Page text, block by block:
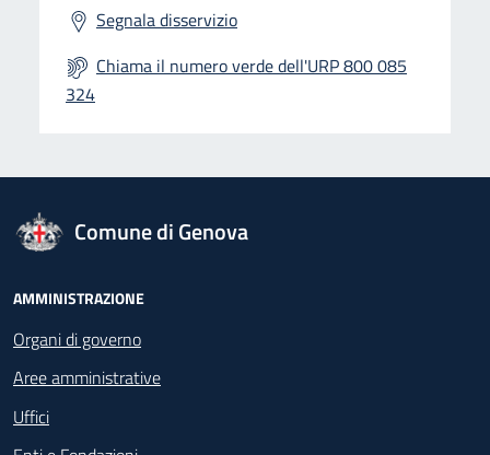
Segnala disservizio
Chiama il numero verde dell'URP 800 085
324
logo Unione Europea
Comune di Genova
Footer - Navigazione
AMMINISTRAZIONE
Organi di governo
Aree amministrative
Uffici